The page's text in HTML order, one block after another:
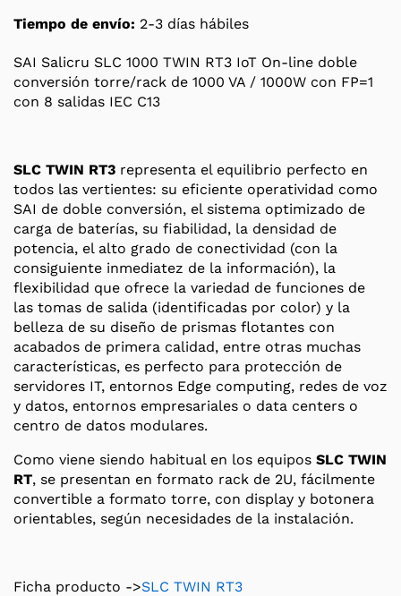
Tiempo de envío: 2-3 días hábiles
SAI Salicru SLC 1000 TWIN RT3 IoT On-line doble
conversión torre/rack de 1000 VA / 1000W con FP=1
con 8 salidas IEC C13
SLC TWIN RT3 representa el equilibrio perfecto en
todos las vertientes: su eficiente operatividad como
SAI de doble conversión, el sistema optimizado de
carga de baterías, su fiabilidad, la densidad de
potencia, el alto grado de conectividad (con la
consiguiente inmediatez de la información), la
flexibilidad que ofrece la variedad de funciones de
las tomas de salida (identificadas por color) y la
belleza de su diseño de prismas flotantes con
acabados de primera calidad, entre otras muchas
características, es perfecto para protección de
servidores IT, entornos Edge computing, redes de voz
y datos, entornos empresariales o data centers o
centro de datos modulares.
Como viene siendo habitual en los equipos SLC TWIN
RT, se presentan en formato rack de 2U, fácilmente
convertible a formato torre, con display y botonera
orientables, según necesidades de la instalación.
Ficha producto ->SLC TWIN RT3